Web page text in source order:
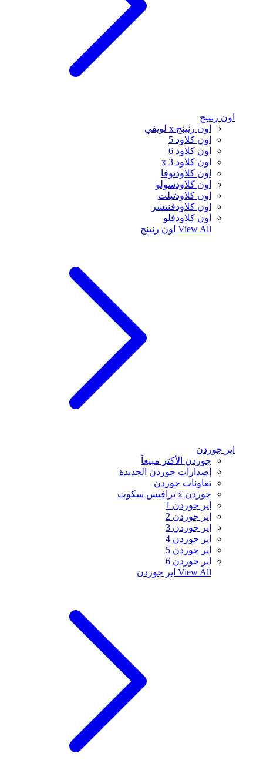
اون رنينج
اون رنينج x لويفي
اون كلاود 5
اون كلاود 6
اون كلاود x 3
اون كلاودنوفا
اون كلاودسولو
اون كلاودتيلت
اون كلاودفنتشر
اون كلاودفلو
View All اون رنينج
اير جوردن
جوردن الأكثر مبيعاً
إصدارات جوردن الجديدة
تعاونات جوردن
جوردن x ترافيس سكوت
اير جوردن 1
اير جوردن 2
اير جوردن 3
اير جوردن 4
اير جوردن 5
اير جوردن 6
View All اير جوردن